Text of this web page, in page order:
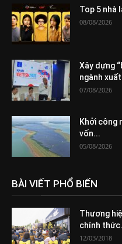
Top 5 nhà
08/08/2026
Xây dựng
ngành
07/08/2026
Khởi công
vốn...
05/08/2026
BÀI VIẾT PHỔ BIẾN
Thương
chính
12/03/2018